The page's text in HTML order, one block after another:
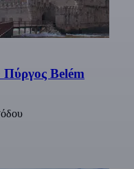
Belém